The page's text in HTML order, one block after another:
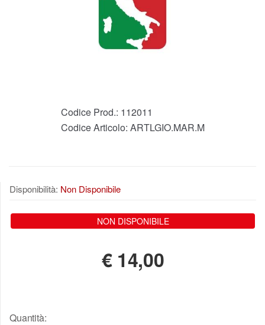
Codice Prod.: 112011
Codice Articolo: ARTLGIO.MAR.M
Disponibilità: Non Disponibile
NON DISPONIBILE
€ 14,00
Quantità: